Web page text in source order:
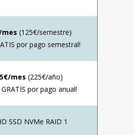
mes (125€/semestre)
por pago semestral!
mes (225€/año)
GRATIS por pago anual!
SSD NVMe RAID 1